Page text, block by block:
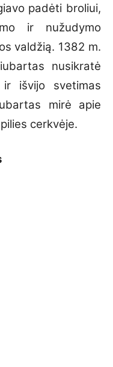
padėti broliui,
ir nužudymo
valdžią. 1382 m.
nusikratė
ir išvijo svetimas
mirė apie
cerkvėje.